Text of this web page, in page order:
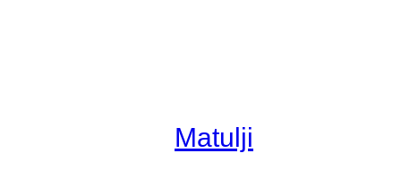
Matulji